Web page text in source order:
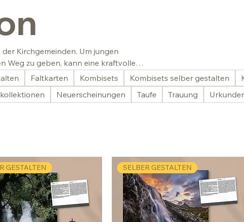
Kirchgemeinden. Um jungen
Weg zu geben, kann eine kraftvolle
Faltkarten Kombisets Kombisets selber gestalten
Neuerscheinungen Taufe Trauung
GESTALTEN SELBER GESTALTEN